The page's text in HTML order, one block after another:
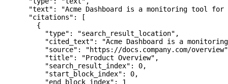
      "text"
:
"Acme Dashboard is a monitoring tool
      "citations"
: [
        {
          "type"
: "search_result_location" ,
          "cited_text"
:
"Acme Dashboard is a
          "source"
:
"https://docs.company.com/overview"
          "title"
: "Product Overview" ,
          "search_result_index"
: 0,
          "start_block_index"
: 0,
          "end_block_index"
: 1